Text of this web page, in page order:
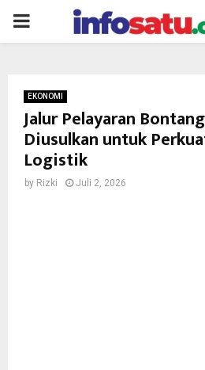
PRIMARY
EKONOMI
Jalur Pelayaran
Diusulkan untuk
Logistik
by Rizki Juli 2, 2026